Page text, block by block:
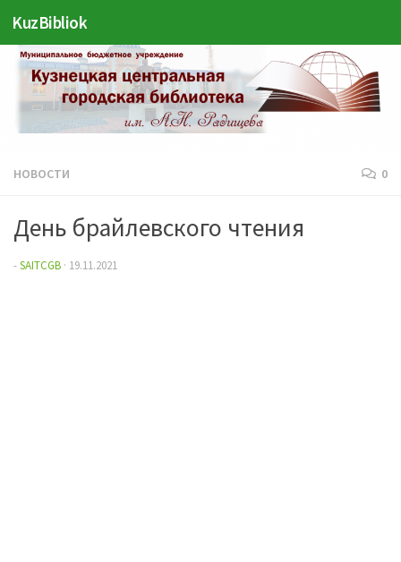
Перейти к содержимому
KuzBibliok
НОВОСТИ 0
День брайлевского чтения
-SAITCGB · 19.11.2021